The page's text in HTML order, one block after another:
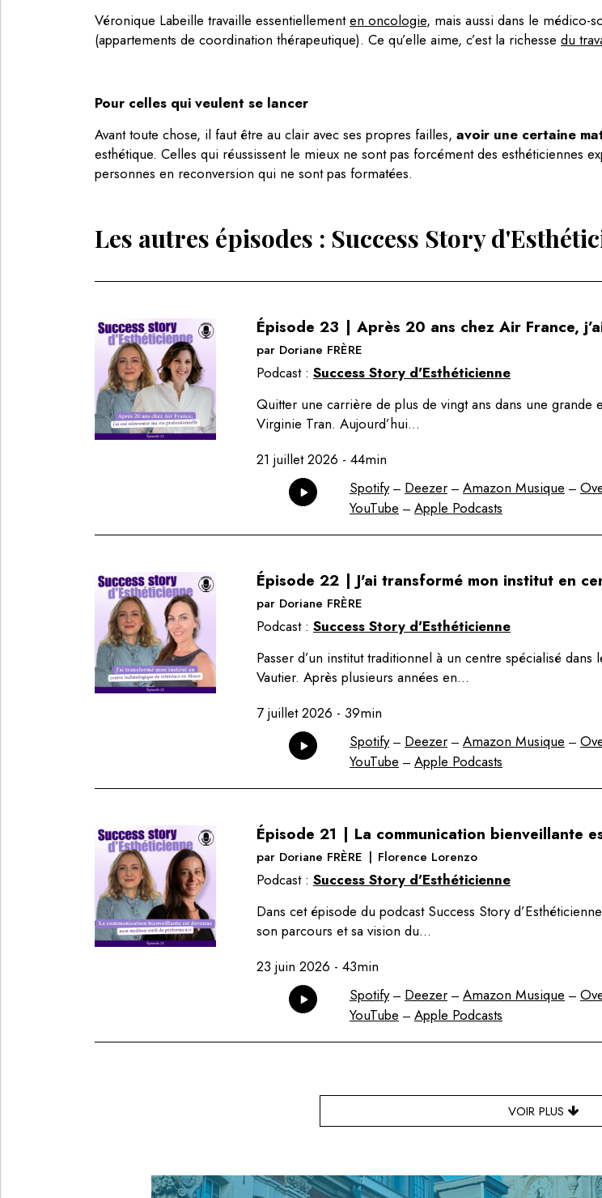
Véronique Labeille travaille essentiellementen oncologie, mais aussi dans le médico-
(appartements de coordination thérapeutique). Ce qu’elle aime, c’est la richesse du
Pour celles qui veulent se lancer
Avant toute chose, il faut être au clair avec ses propres failles, avoir une certaine
esthétique. Celles qui réussissent le mieux ne sont pas forcément des esthéticiennes
personnes en reconversion qui ne sont pas formatées.
Les autres épisodes : Success Story
Épisode 23 | Après 20 ans chez Air France,
par Doriane FRÈRE
Podcast : Success Story d'Esthéticienne
Quitter une carrière de plus de vingt ans dans une grande
Virginie Tran. Aujourd’hui…
21 juillet 2026 - 44min
Spotify– Deezer – Amazon Musique –
YouTube – Apple Podcasts
Épisode 22 | J'ai transformé mon institut en
par Doriane FRÈRE
Podcast : Success Story d'Esthéticienne
Passer d’un institut traditionnel à un centre spécialisé
Vautier. Après plusieurs années en…
7 juillet 2026 - 39min
Spotify– Deezer – Amazon Musique –
YouTube – Apple Podcasts
Épisode 21 | La communication bienveillante
par Doriane FRÈRE | Florence Lorenzo
Podcast : Success Story d'Esthéticienne
Dans cet épisode du podcast Success Story
son parcours et sa vision du…
23 juin 2026 - 43min
Spotify– Deezer – Amazon Musique –
YouTube – Apple Podcasts
VOIR PLUS